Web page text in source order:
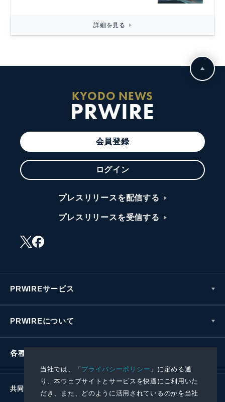
当社では、「プライバシーポリシー 」に定める通
り、本ウェブサイトとサービスを快適にご利用いた
だき、また、どのように活用されているのかを当社
詳細を見る
KYODO NEWS
PRWIRE
会員登録
ログイン
プレスリリースを配信する
プレスリリースを受信する
PRWIREサービス
PRWIREについて
各種お問い合わせ
共同通信社グループ